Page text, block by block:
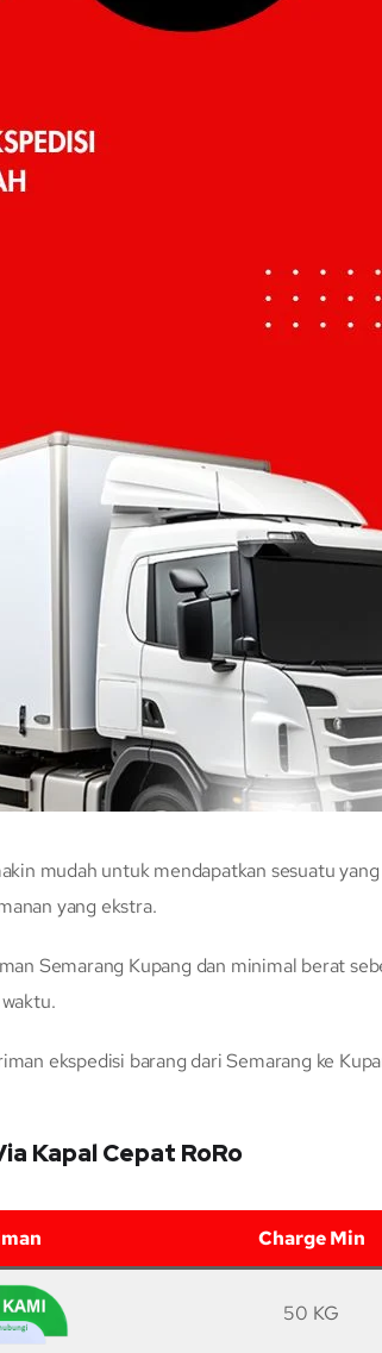
mudah untuk mendapatkan sesuatu
yang ekstra.
Semarang Kupang dan minimal berat
ekspedisi barang dari Semarang ke
Kapal Cepat RoRo
Charge Min
50 KG